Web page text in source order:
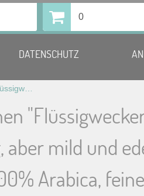
0
DATENSCHUTZ
aber mild und
Arabica,